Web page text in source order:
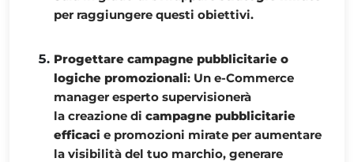
per raggiungere questi obiettivi.
Progettare campagne pubblicitarie o
logiche promozionali: Un e-Commerce
manager esperto supervisionerà
la creazione di campagne pubblicitarie
efficaci e promozioni mirate per aumentare
la visibilità del tuo marchio, generare